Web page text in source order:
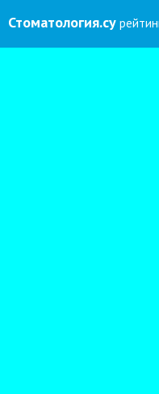
Стоматология.су